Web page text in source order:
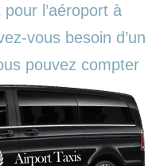
l’aéroport à
vous besoin d’un
pouvez compter